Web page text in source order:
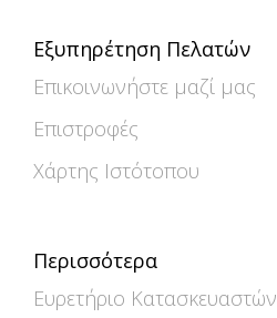
Εξυπηρέτηση Πελατών
Επικοινωνήστε μαζί μας
Επιστροφές
Χάρτης Ιστότοπου
Περισσότερα
Ευρετήριο Κατασκευαστών